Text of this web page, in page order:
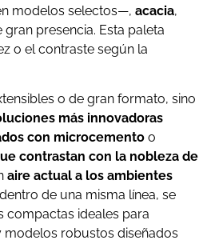
modelos selectos—, acacia,
gran presencia. Esta paleta
o el contraste según la
o de gran formato, sino
más innovadoras
con microcemento o
contrastan con la nobleza de
aire actual a los ambientes
de una misma línea, se
compactas ideales para
robustos diseñados